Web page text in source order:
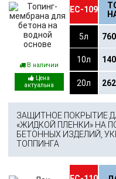
В наличии
ЕС-109
5л 760
10л
20л
ЗАЩИТНОЕ ПОКРЫТИЕ
«ЖИДКОЙ ПЛЕНКИ» НА
БЕТОННЫХ ИЗДЕЛИЙ,
ТОППИНГА